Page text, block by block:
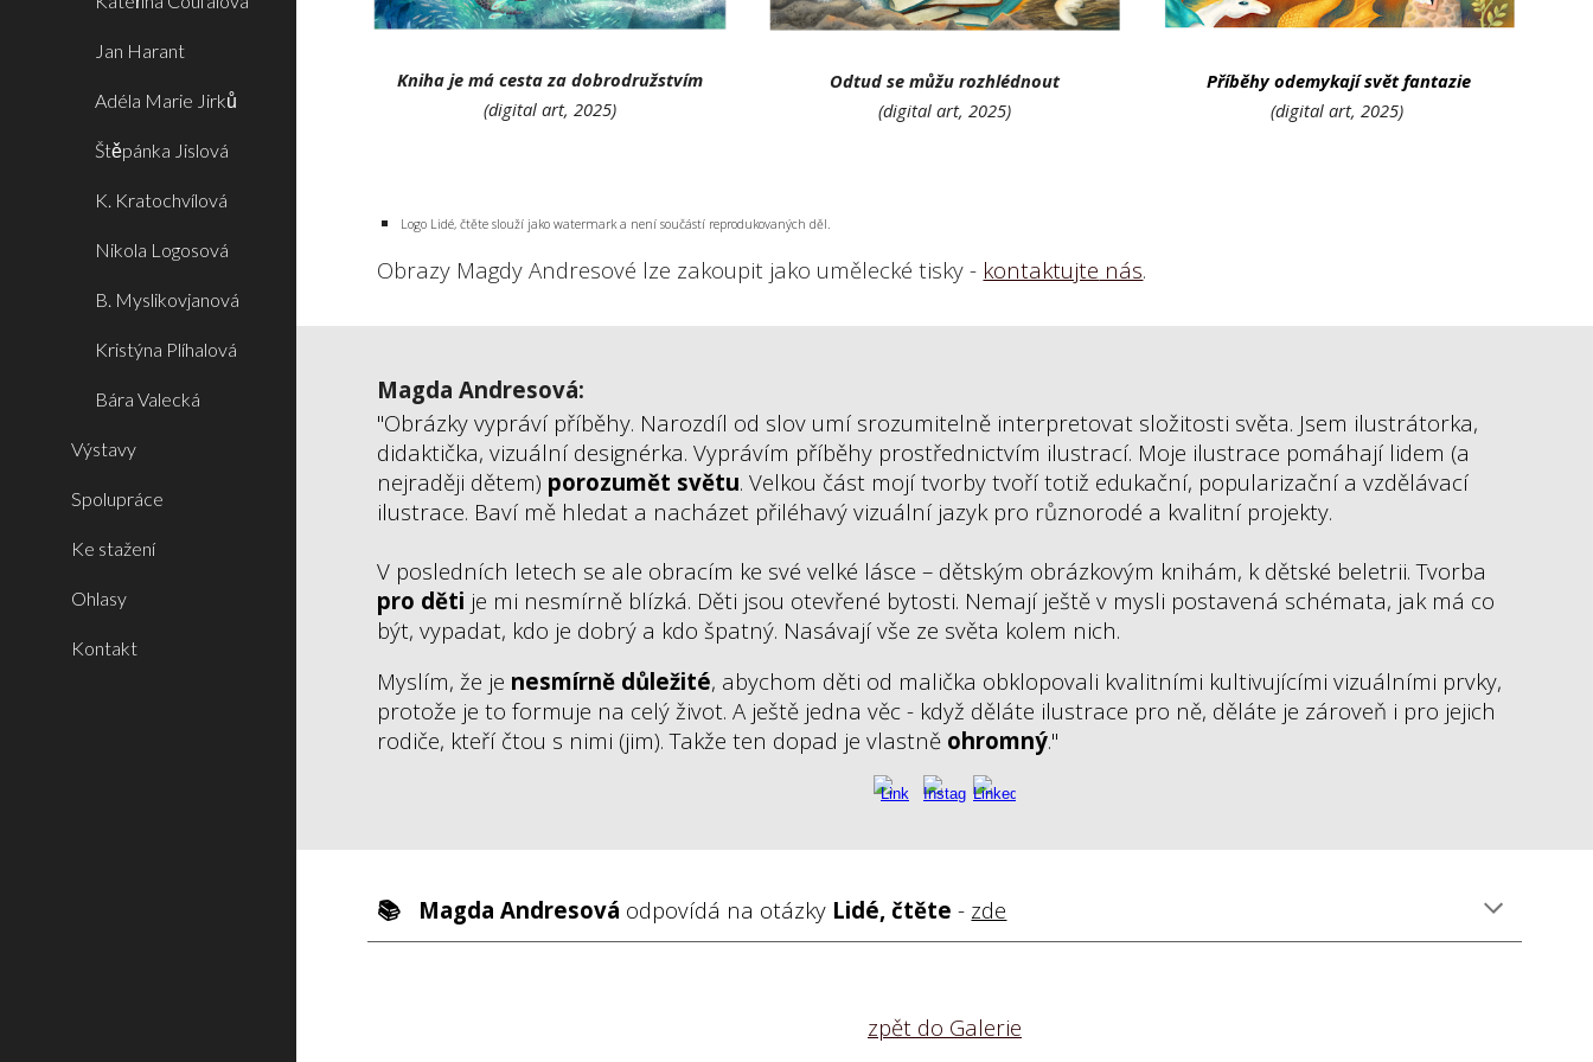
Jan Harant
Adéla Marie Jirků
Štěpánka Jislová
K. Kratochvílová
Nikola Logosová
B. Myslikovjanová
Kristýna Plíhalová
Bára Valecká
Výstavy
Spolupráce
Ke stažení
Ohlasy
Kontakt
Kniha je má cesta za dobrodružstvím
(digital art, 2025)
Odtud se můžu rozhlédnout
(digital art, 2025)
Příběhy odemykají svět fantazie
(digital art, 2025)
Logo Lidé, čtěte slouží jako watermark a není součástí reprodukovaných děl.
Obrazy Magdy Andresové lze zakoupit jako umělecké tisky- kontaktujte nás.
Magda Andresová:
"Obrázky vypráví příběhy. Narozdíl od slov umí srozumitelně interpretovat složitosti světa. Jsem ilustrátorka,
didaktička, vizuální designérka. Vyprávím příběhy prostřednictvím ilustrací. Moje ilustrace pomáhají lidem (a
nejraději dětem) porozumět světu. Velkou část mojí tvorby tvoří totiž edukační, popularizační a vzdělávací
ilustrace. Baví mě hledat a nacházet přiléhavý vizuální jazyk pro různorodé a kvalitní projekty.
V posledních letech se ale obracím ke své velké lásce – dětským obrázkovým knihám, k dětské beletrii. Tvorba
pro děti je mi nesmírně blízká. Děti jsou otevřené bytosti. Nemají ještě v mysli postavená schémata, jak má co
být, vypadat, kdo je dobrý a kdo špatný. Nasávají vše ze světa kolem nich.
Myslím, že je nesmírně důležité, abychom děti od malička obklopovali kvalitními kultivujícími vizuálními prvky,
protože je to formuje na celý život. A ještě jedna věc - když děláte ilustrace pro ně, děláte je zároveň i pro jejich
rodiče, kteří čtou s nimi (jim). Takže ten dopad je vlastně ohromný."
📚 Magda Andresová odpovídá na otázky Lidé, čtěte- zde
zpět do Galerie